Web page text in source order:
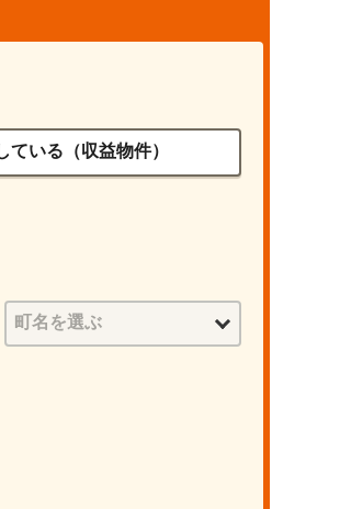
ている（収益物件）